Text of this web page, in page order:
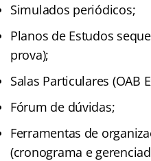
Simulados periódicos;
Planos de Estudos
prova);
Salas Particulares (OAB
Fórum de dúvidas;
Ferramentas de
(cronograma e